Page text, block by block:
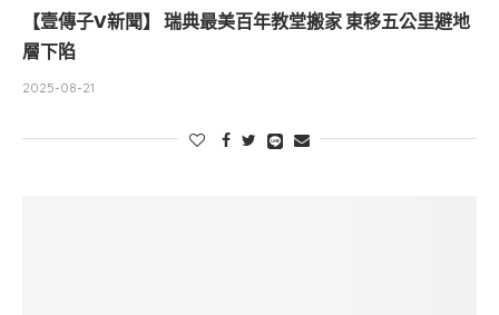
【壹傳子V新聞】 瑞典最美百年教堂搬家 東移五公里避地
層下陷
2025-08-21